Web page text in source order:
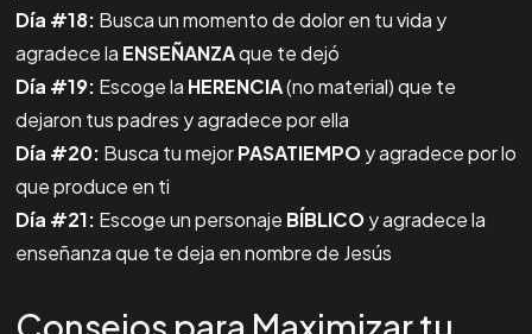
Día #18: Busca un momento de dolor en tu vida y
agradece la ENSEÑANZAque te dejó
Día #19: Escoge la HERENCIA(no material) que te
dejaron tus padres y agradece por ella
Día #20: Busca tu mejorPASATIEMPOy agradece por lo
que produce en ti
Día #21: Escoge un personaje BÍBLICOy agradece la
enseñanza que te deja en nombre de Jesús